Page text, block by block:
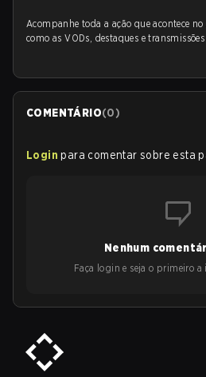
Acompanhe toda a ação que acontece no
como as VODs, destaques e
COMENTÁRIO(0)
Login para comentar sobre esta
Nenhum
Faça login e seja o primeiro a